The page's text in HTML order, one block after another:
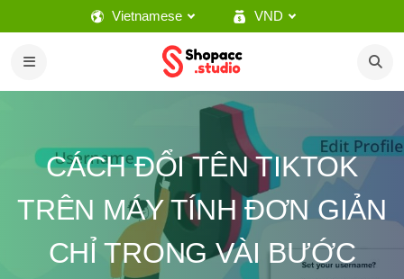
Vietnamese VND
CÁCH ĐỔI TÊN TIKTOK
TRÊN MÁY TÍNH ĐƠN GIẢN
CHỈ TRONG VÀI BƯỚC